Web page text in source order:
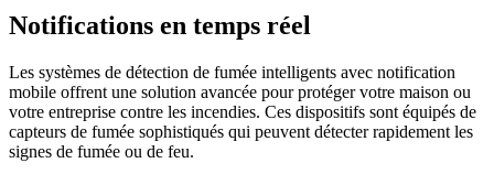
Notifications en temps réel
Les systèmes de détection de fumée intelligents avec notification
mobile offrent une solution avancée pour protéger votre maison ou
votre entreprise contre les incendies. Ces dispositifs sont équipés de
capteurs de fumée sophistiqués qui peuvent détecter rapidement les
signes de fumée ou de feu.